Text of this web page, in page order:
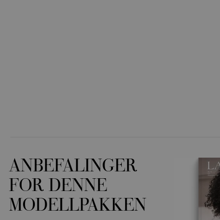
ANBEFALINGER
FOR DENNE
MODELLPAKKEN